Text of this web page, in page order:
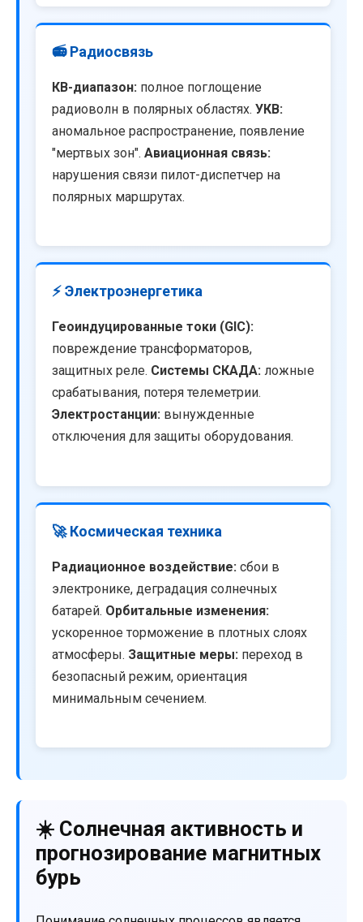
📻 Радиосвязь
КВ-диапазон: полное поглощение
радиоволн в полярных областях. УКВ:
аномальное распространение, появление
"мертвых зон". Авиационная связь:
нарушения связи пилот-диспетчер на
полярных маршрутах.
⚡ Электроэнергетика
Геоиндуцированные токи (GIC):
повреждение трансформаторов,
защитных реле. Системы СКАДА: ложные
срабатывания, потеря телеметрии.
Электростанции: вынужденные
отключения для защиты оборудования.
🚀 Космическая техника
Радиационное воздействие: сбои в
электронике, деградация солнечных
батарей. Орбитальные изменения:
ускоренное торможение в плотных слоях
атмосферы. Защитные меры: переход в
безопасный режим, ориентация
минимальным сечением.
☀️ Солнечная активность и
прогнозирование магнитных
бурь